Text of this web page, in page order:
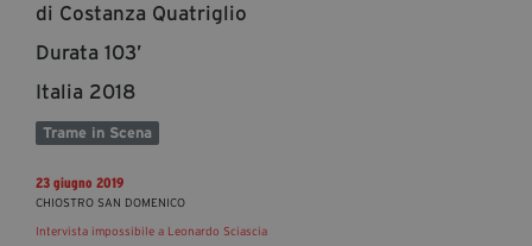
di Costanza Quatriglio
Durata 103’
Italia 2018
Trame in Scena
23 giugno 2019
CHIOSTRO SAN DOMENICO
Intervista impossibile a Leonardo Sciascia